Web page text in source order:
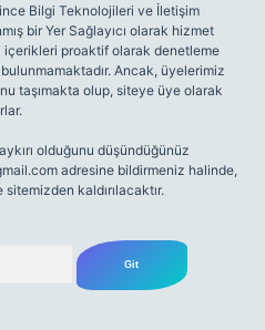
Bilgi Teknolojileri ve İletişim
bir Yer Sağlayıcı olarak hizmet
proaktif olarak denetleme
Ancak, üyelerimiz
taşımakta olup, siteye üye olarak
olduğunu düşündüğünüz
adresine bildirmeniz halinde,
kaldırılacaktır.